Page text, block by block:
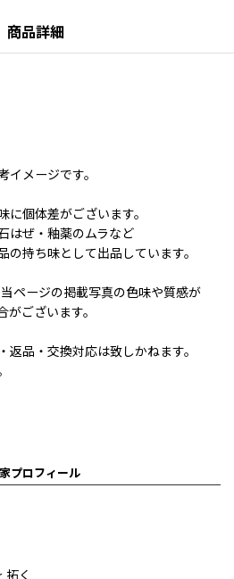
商品詳細
メージです。
個体差がございます。
はぜ・釉薬のムラなど
の持ち味として出品しています。
ページの掲載写真の色味や質感が
ございます。
品・交換対応は致しかねます。
プロフィール
拓く